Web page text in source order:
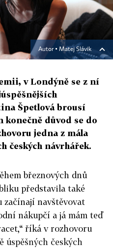
Autor ▪ Matej Slávik
v Londýně se z ní
Špetlová brousí
konečně důvod se do
jedna z mála
českých návrhářek.
březnových dnů
představila také
začínají navštěvovat
nákupčí a já mám teď
říká v rozhovoru
úspěšných českých